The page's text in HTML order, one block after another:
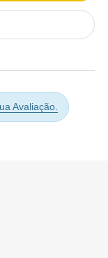
Avaliação.